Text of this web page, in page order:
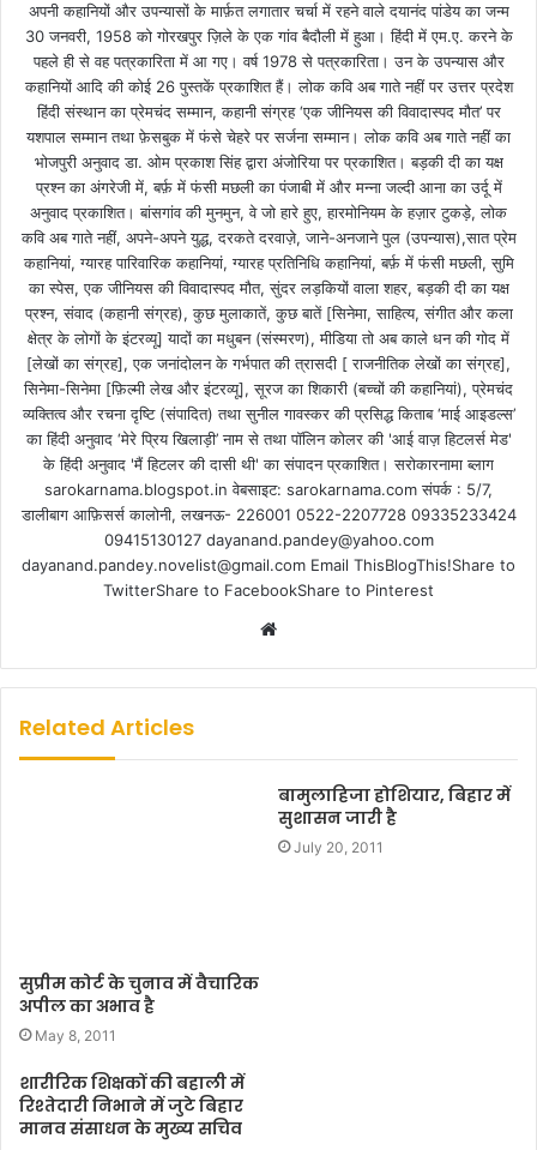
अपनी कहानियों और उपन्यासों के मार्फ़त लगातार चर्चा में रहने वाले दयानंद पांडेय का जन्म
30 जनवरी, 1958 को गोरखपुर ज़िले के एक गांव बैदौली में हुआ। हिंदी में एम.ए. करने के
पहले ही से वह पत्रकारिता में आ गए। वर्ष 1978 से पत्रकारिता। उन के उपन्यास और
कहानियों आदि की कोई 26 पुस्तकें प्रकाशित हैं। लोक कवि अब गाते नहीं पर उत्तर प्रदेश
हिंदी संस्थान का प्रेमचंद सम्मान, कहानी संग्रह ‘एक जीनियस की विवादास्पद मौत’ पर
यशपाल सम्मान तथा फ़ेसबुक में फंसे चेहरे पर सर्जना सम्मान। लोक कवि अब गाते नहीं का
भोजपुरी अनुवाद डा. ओम प्रकाश सिंह द्वारा अंजोरिया पर प्रकाशित। बड़की दी का यक्ष
प्रश्न का अंगरेजी में, बर्फ़ में फंसी मछली का पंजाबी में और मन्ना जल्दी आना का उर्दू में
अनुवाद प्रकाशित। बांसगांव की मुनमुन, वे जो हारे हुए, हारमोनियम के हज़ार टुकड़े, लोक
कवि अब गाते नहीं, अपने-अपने युद्ध, दरकते दरवाज़े, जाने-अनजाने पुल (उपन्यास),सात प्रेम
कहानियां, ग्यारह पारिवारिक कहानियां, ग्यारह प्रतिनिधि कहानियां, बर्फ़ में फंसी मछली, सुमि
का स्पेस, एक जीनियस की विवादास्पद मौत, सुंदर लड़कियों वाला शहर, बड़की दी का यक्ष
प्रश्न, संवाद (कहानी संग्रह), कुछ मुलाकातें, कुछ बातें [सिनेमा, साहित्य, संगीत और कला
क्षेत्र के लोगों के इंटरव्यू] यादों का मधुबन (संस्मरण), मीडिया तो अब काले धन की गोद में
[लेखों का संग्रह], एक जनांदोलन के गर्भपात की त्रासदी [ राजनीतिक लेखों का संग्रह],
सिनेमा-सिनेमा [फ़िल्मी लेख और इंटरव्यू], सूरज का शिकारी (बच्चों की कहानियां), प्रेमचंद
व्यक्तित्व और रचना दृष्टि (संपादित) तथा सुनील गावस्कर की प्रसिद्ध किताब ‘माई आइडल्स’
का हिंदी अनुवाद ‘मेरे प्रिय खिलाड़ी’ नाम से तथा पॉलिन कोलर की 'आई वाज़ हिटलर्स मेड'
के हिंदी अनुवाद 'मैं हिटलर की दासी थी' का संपादन प्रकाशित। सरोकारनामा ब्लाग
sarokarnama.blogspot.in वेबसाइट: sarokarnama.com संपर्क : 5/7,
डालीबाग आफ़िसर्स कालोनी, लखनऊ- 226001 0522-2207728 09335233424
09415130127 dayanand.pandey@yahoo.com
dayanand.pandey.novelist@gmail.com Email ThisBlogThis!Share to
TwitterShare to FacebookShare to Pinterest
b
e
Related Articles
सुप्रीम कोर्ट के चुनाव में वैचारिक
अपील का अभाव है
May 8, 2011
बामुलाहिजा होशियार, बिहार में
सुशासन जारी है
July 20, 2011
शारीरिक शिक्षकों की बहाली में
रिश्तेदारी निभाने में जुटे बिहार
मानव संसाधन के मुख्य सचिव